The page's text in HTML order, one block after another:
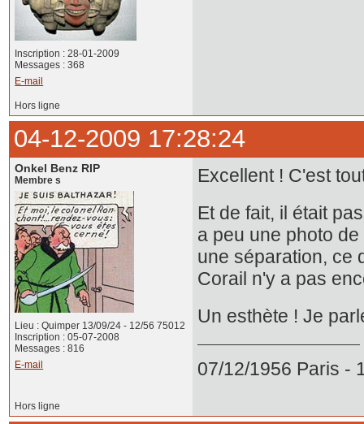
Inscription : 28-01-2009
Messages : 368
E-mail
Hors ligne
04-12-2009 17:28:24
Onkel Benz RIP
Membre s
Lieu : Quimper 13/09/24 - 12/56 75012
Inscription : 05-07-2008
Messages : 816
E-mail
Excellent ! C'est
Et de fait, il était
a peu une photo
une séparation, ce
Corail n'y a pas
Un esthète ! Je
07/12/1956 Paris -
Hors ligne